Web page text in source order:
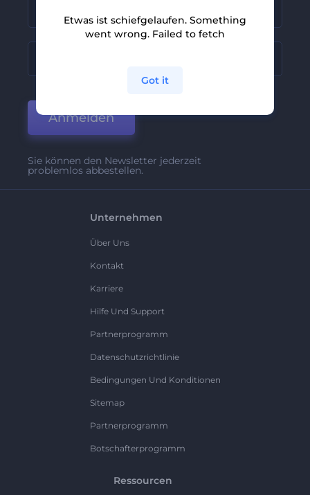
Anmelden
Sie können den Newsletter jederzeit
problemlos abbestellen.
Unternehmen
Über Uns
Kontakt
Karriere
Hilfe Und Support
Partnerprogramm
Datenschutzrichtlinie
Bedingungen Und Konditionen
Sitemap
Partnerprogramm
Botschafterprogramm
Ressourcen
Etwas ist schiefgelaufen. Something
went wrong. Failed to fetch
Got it